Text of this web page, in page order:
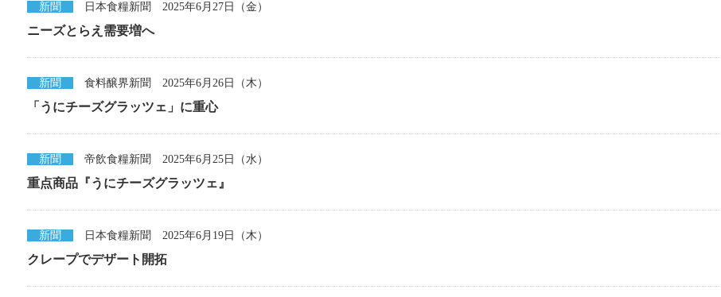
新聞 日本食糧新聞 2025年6月27日（金）
ニーズとらえ需要増へ
新聞 食料醸界新聞 2025年6月26日（木）
「うにチーズグラッツェ」に重心
新聞 帝飲食糧新聞 2025年6月25日（水）
重点商品『うにチーズグラッツェ』
新聞 日本食糧新聞 2025年6月19日（木）
クレープでデザート開拓